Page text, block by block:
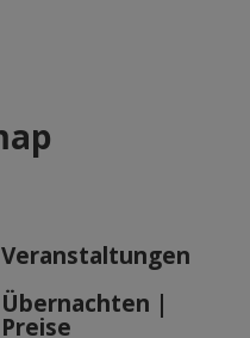
Sep 2025
Veranstaltungen
Übernachten |
Preise